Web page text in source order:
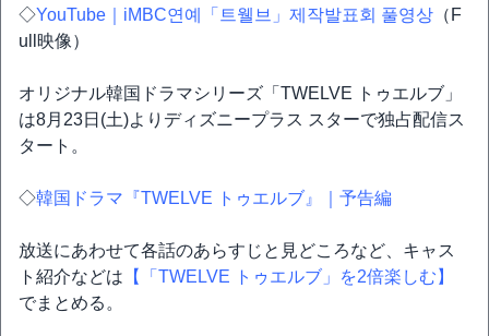
◇YouTube｜iMBC연예「트웰브」제작발표회 풀영상 （F
ull映像）
オリジナル韓国ドラマシリーズ「TWELVE トゥエルブ」
は8月23日(土)よりディズニープラス スターで独占配信ス
タート。
◇韓国ドラマ『TWELVE トゥエルブ』｜予告編
放送にあわせて各話のあらすじと見どころなど、キャス
ト紹介などは 【「TWELVE トゥエルブ」を2倍楽しむ】
でまとめる。